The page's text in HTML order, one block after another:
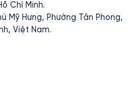
Chí Minh.
Mỹ Hưng, Phường Tân Phong,
Việt Nam.